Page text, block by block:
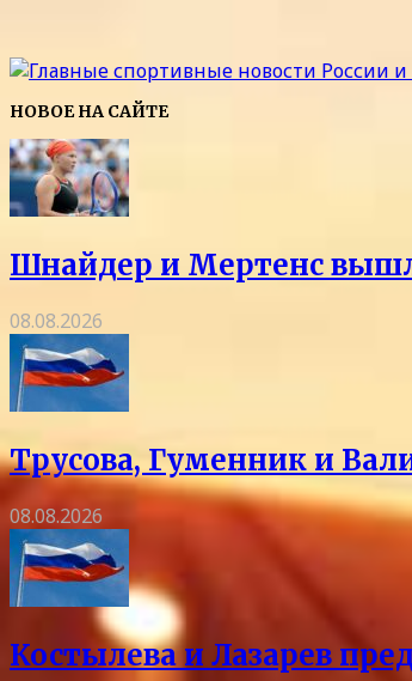
НОВОЕ НА САЙТЕ
Шнайдер и Мертенс
08.08.2026
Трусова, Гуменник и
08.08.2026
Костылева и Лазарев